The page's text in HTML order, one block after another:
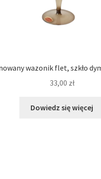
wazonik flet, szkło
33,00 zł
Dowiedz się więcej